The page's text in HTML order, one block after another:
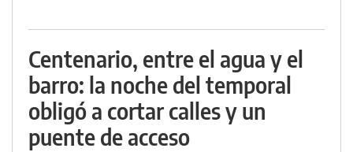
Centenario, entre el agua y el
barro: la noche del temporal
obligó a cortar calles y un
puente de acceso